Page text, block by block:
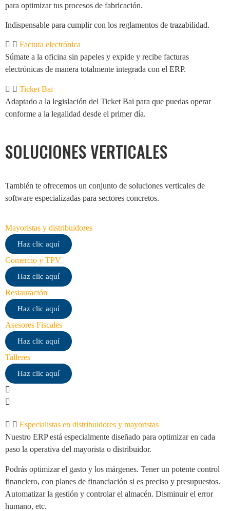
para optimizar tus procesos de fabricación.
Indispensable para cumplir con los reglamentos de trazabilidad.
Factura electrónica
Súmate a la oficina sin papeles y expide y recibe facturas
electrónicas de manera totalmente integrada con el ERP.
Ticket Bai
Adaptado a la legislación del Ticket Bai para que puedas operar
conforme a la legalidad desde el primer día.
SOLUCIONESVERTICALES
También te ofrecemos un conjunto de soluciones verticales de
software especializadas para sectores concretos.
Mayoristas y distribuidores
Haz clic aquí
Comercio y TPV
Haz clic aquí
Restauración
Haz clic aquí
Asesores Fiscales
Haz clic aquí
Talleres
Haz clic aquí
Especialistas en distribuidores y mayoristas
Nuestro ERP está especialmente diseñado para optimizar en cada
paso la operativa del mayorista o distribuidor.
Podrás optimizar el gasto y los márgenes. Tener un potente control
financiero, con planes de financiación si es preciso y presupuestos.
Automatizar la gestión y controlar el almacén. Disminuir el error
humano, etc.